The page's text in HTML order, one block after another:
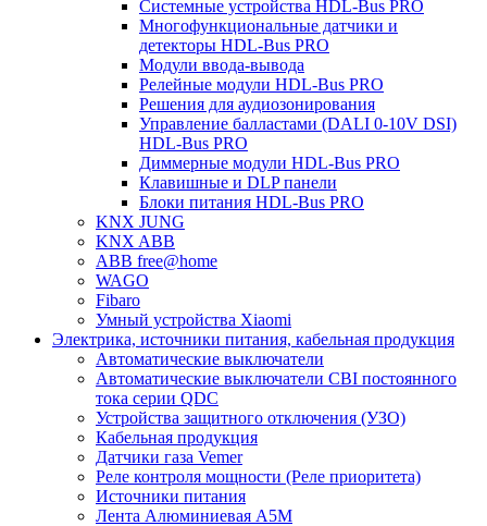
Системные устройства HDL-Bus PRO
Многофункциональные датчики и
детекторы HDL-Bus PRO
Модули ввода-вывода
Релейные модули HDL-Bus PRO
Решения для аудиозонирования
Управление балластами (DALI 0-10V DSI)
HDL-Bus PRO
Диммерные модули HDL-Bus PRO
Клавишные и DLP панели
Блоки питания HDL-Bus PRO
KNX JUNG
KNX ABB
ABB free@home
WAGO
Fibaro
Умный устройства Xiaomi
Электрика, источники питания, кабельная продукция
Автоматические выключатели
Автоматические выключатели CBI постоянного
тока серии QDC
Устройства защитного отключения (УЗО)
Кабельная продукция
Датчики газа Vemer
Реле контроля мощности (Реле приоритета)
Источники питания
Лента Алюминиевая А5М